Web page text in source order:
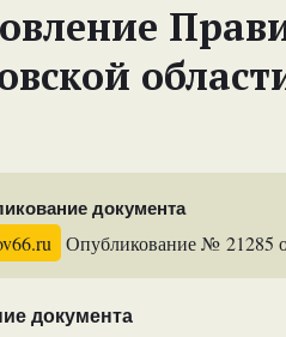
документа
Опубликование № 21285
документа